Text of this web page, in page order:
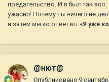
предательство. И я был так зол.
ужасно! Почему ты ничего не
и затем мягко ответил: «Я уже
@нют@
Опубликовано 9